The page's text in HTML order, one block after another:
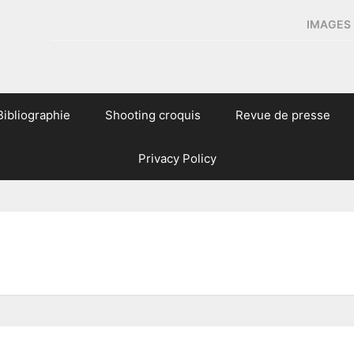
IMAGES
Shooting croquis Revue de presse
Privacy Policy